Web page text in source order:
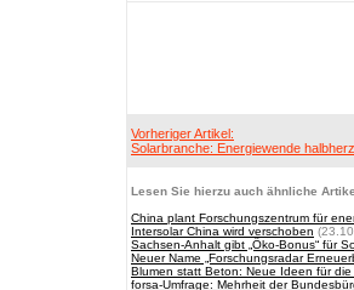
Vorheriger Artikel:
Solarbranche: Energiewende
Lesen Sie hierzu auch ähnliche
China plant Forschungszentrum für
Intersolar China wird verschoben
Sachsen-Anhalt gibt „Öko-Bonus“ für
Neuer Name „Forschungsradar
Blumen statt Beton: Neue Ideen für
forsa-Umfrage: Mehrheit der